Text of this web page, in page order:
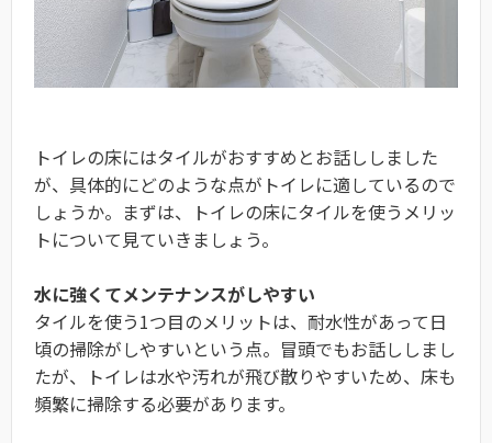
トイレの床にはタイルがおすすめとお話ししました
が、具体的にどのような点がトイレに適しているので
しょうか。まずは、トイレの床にタイルを使うメリッ
トについて見ていきましょう。
水に強くてメンテナンスがしやすい
タイルを使う1つ目のメリットは、耐水性があって日
頃の掃除がしやすいという点。冒頭でもお話ししまし
たが、トイレは水や汚れが飛び散りやすいため、床も
頻繁に掃除する必要があります。